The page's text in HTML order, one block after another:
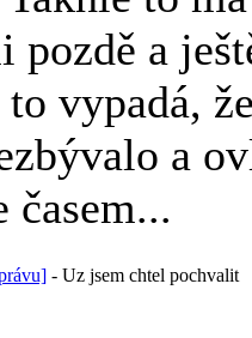
pozdě a
vypadá,
a
časem...
- Uz jsem chtel pochvalit